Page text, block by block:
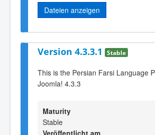
Dateien anzeigen
Version 4.3.3.1 Stable
This is the Persian Farsi Language
Joomla! 4.3.3
Maturity
Stable
Veröffentlicht am